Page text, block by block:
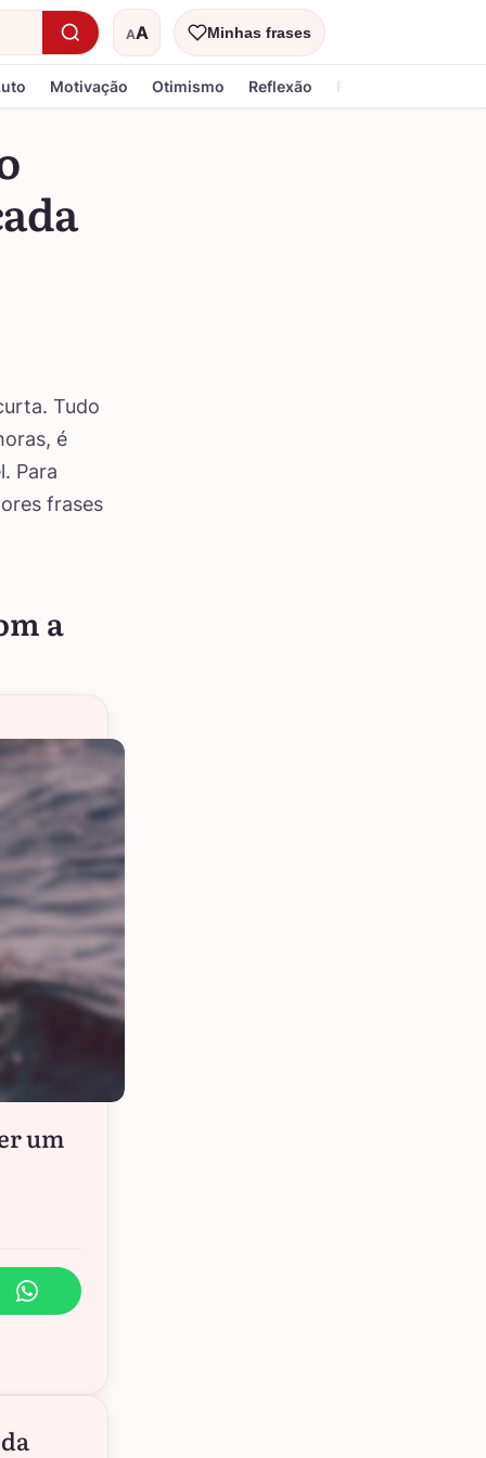
AA
Tamanho do textoMinhas frases
Motivação Otimismo Reflexão Religiosa
Tudo
é
Para
frases
a
um